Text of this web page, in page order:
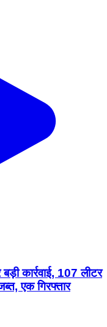
कार्रवाई, 107 लीटर
एक गिरफ्तार